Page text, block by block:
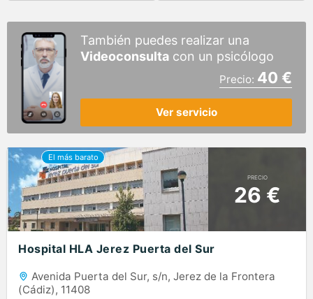
También puedes realizar una
Videoconsulta con un psicólogo
Precio: 40 €
Ver servicio
PRECIO
26 €
Hospital HLA Jerez Puerta del Sur
Avenida Puerta del Sur, s/n, Jerez de la Frontera
(Cádiz), 11408